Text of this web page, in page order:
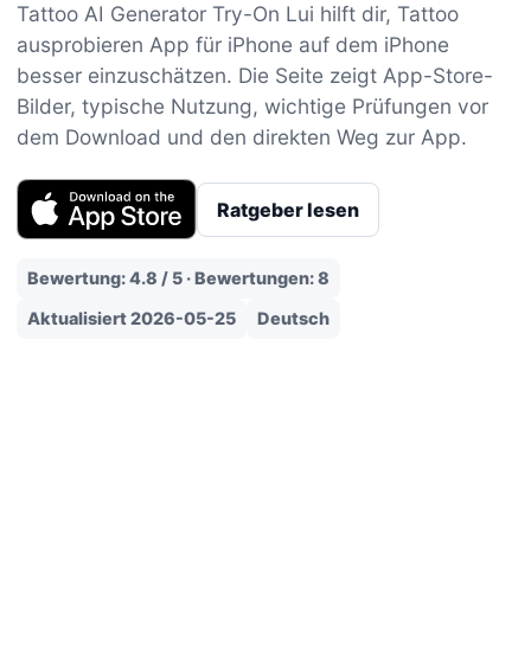
Tattoo AI Generator Try-On Lui hilft dir, Tattoo
ausprobieren App für iPhone auf dem iPhone
besser einzuschätzen. Die Seite zeigt App-Store-
Bilder, typische Nutzung, wichtige Prüfungen vor
dem Download und den direkten Weg zur App.
Ratgeber lesen
Bewertung: 4.8 / 5 · Bewertungen: 8
Aktualisiert 2026-05-25
Deutsch